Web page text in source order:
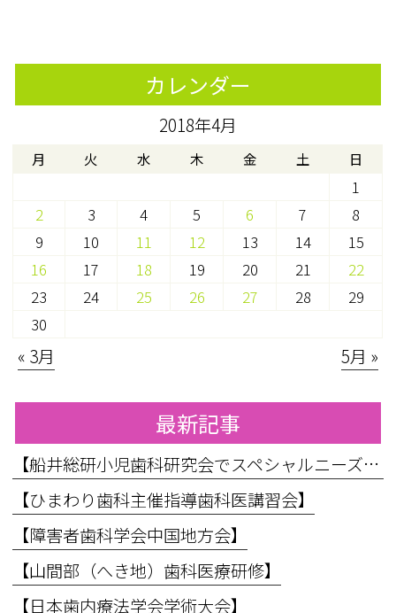
カレンダー
2018年4月
月 火 水 木 金 土 日
1
2
3 4 5 6 7
8
9
10 11 12 13 14
15
16
17 18 19 20 21
22
23
24 25 26 27 28
29
30
« 3月 5月 »
最新記事
【船井総研小児歯科研究会でスペシャルニーズ対応のお話をしてきました】
【ひまわり歯科主催指導歯科医講習会】
【障害者歯科学会中国地方会】
【山間部（へき地）歯科医療研修】
【日本歯内療法学会学術大会】